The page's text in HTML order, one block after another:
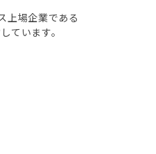
上場企業である
ています。